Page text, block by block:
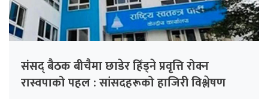
संसद् बैठक बीचैमा छाडेर हिँड्ने प्रवृत्ति रोक्न
रास्वपाको पहल : सांसदहरूको हाजिरी विश्लेषण